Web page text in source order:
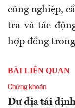
công nghiệp,
tra và tác
hợp đồng
BÀI LIÊN QUAN
Chứng khoán
Dư địa tái